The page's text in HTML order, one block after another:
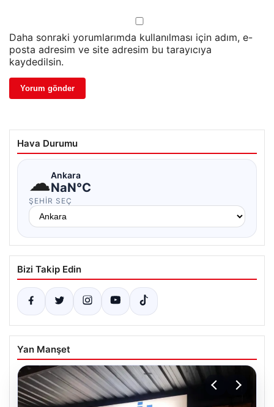
Daha sonraki yorumlarımda kullanılması için adım, e-
posta adresim ve site adresim bu tarayıcıya
kaydedilsin.
Hava Durumu
☁Ankara
NaN°C
ŞEHIR SEÇ
Bizi Takip Edin
Yan Manşet